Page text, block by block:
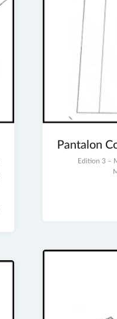
Pantalon
Edition 3 –